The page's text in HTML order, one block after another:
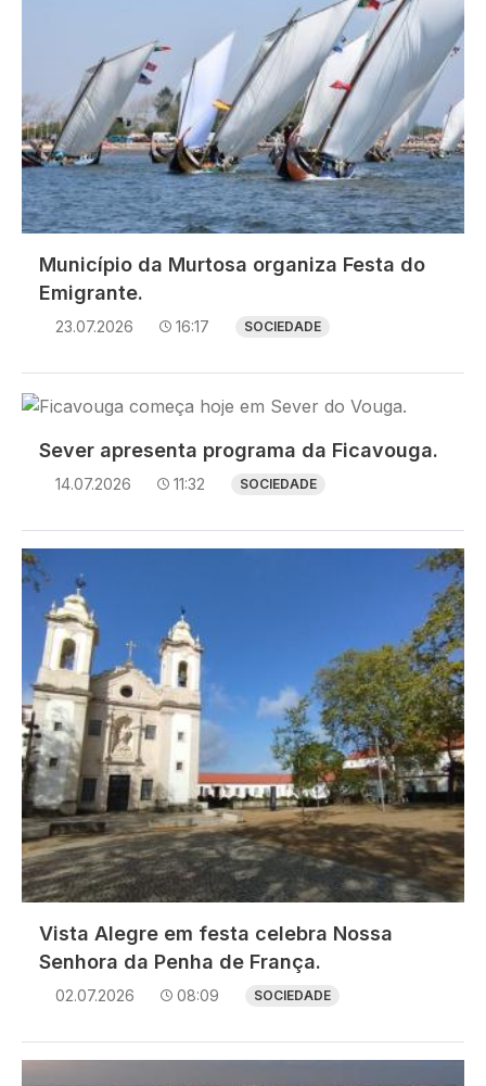
Município da Murtosa organiza Festa do
Emigrante.
23.07.2026 16:17 SOCIEDADE
Imagem
Sever apresenta programa da Ficavouga.
14.07.2026 11:32 SOCIEDADE
Imagem
Vista Alegre em festa celebra Nossa
Senhora da Penha de França.
02.07.2026 08:09 SOCIEDADE